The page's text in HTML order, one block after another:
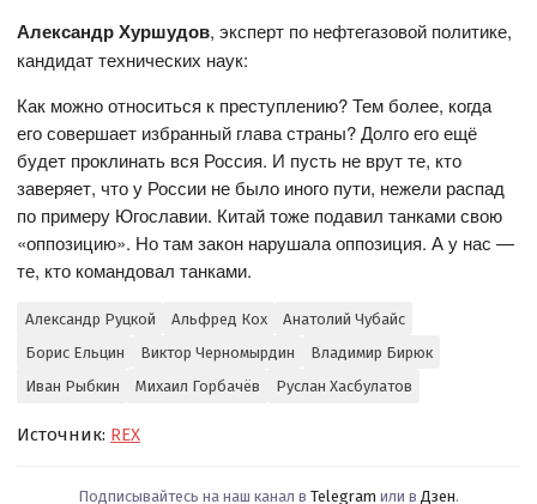
Александр Хуршудов, эксперт по нефтегазовой политике,
кандидат технических наук:
Как можно относиться к преступлению? Тем более, когда
его совершает избранный глава страны? Долго его ещё
будет проклинать вся Россия. И пусть не врут те, кто
заверяет, что у России не было иного пути, нежели распад
по примеру Югославии. Китай тоже подавил танками свою
«оппозицию». Но там закон нарушала оппозиция. А у нас —
те, кто командовал танками.
Александр Руцкой Альфред Кох
Анатолий Чубайс
Борис Ельцин
Виктор Черномырдин
Владимир Бирюк
Иван Рыбкин
Михаил Горбачёв Руслан Хасбулатов
Источник: REX
Подписывайтесь на наш канал в Telegram или в Дзен.